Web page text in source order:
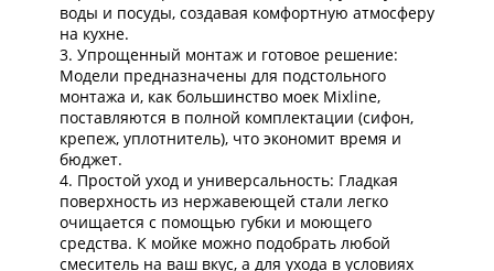
воды и посуды, создавая комфортную атмосферу
на кухне.
3. Упрощенный монтаж и готовое решение:
Модели предназначены для подстольного
монтажа и, как большинство моек Mixline,
поставляются в полной комплектации (сифон,
крепеж, уплотнитель), что экономит время и
бюджет.
4. Простой уход и универсальность: Гладкая
поверхность из нержавеющей стали легко
очищается с помощью губки и моющего
средства. К мойке можно подобрать любой
смеситель на ваш вкус, а для ухода в условиях